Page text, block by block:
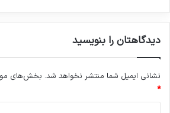
n
ب
ر
ت
ا
ن
ی
و
دیدگاهتان را بنویسید
نشانی ایمیل شما منتشر نخواهد شد. بخش‌های
*